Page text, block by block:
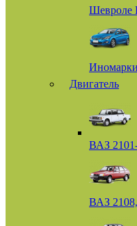
Шевроле
Иномарки
Двигатель
ВАЗ
ВАЗ